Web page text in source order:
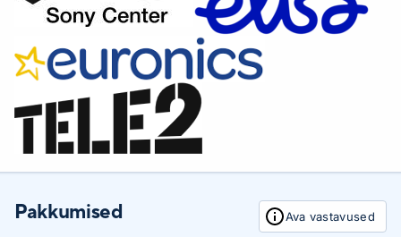
Pakkumised Ava vastavused